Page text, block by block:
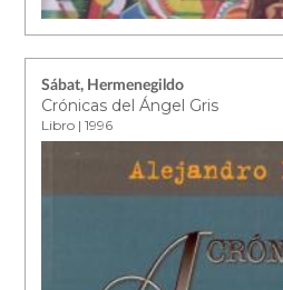
Sábat, Hermenegildo
Crónicas del Ángel Gris
Libro | 1996